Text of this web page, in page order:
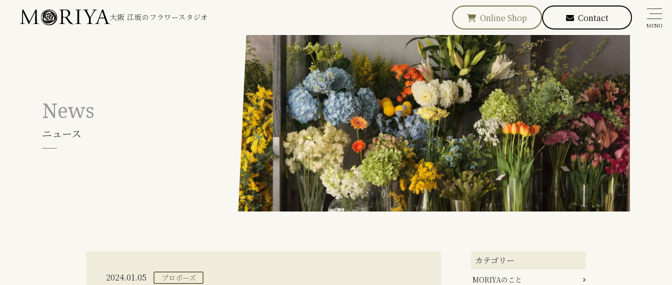
大阪 江坂のフラワースタジオ Online Shop Contact
MENU
News
ニュース
2024.01.05 プロポーズ
カテゴリー
MORIYAのこと